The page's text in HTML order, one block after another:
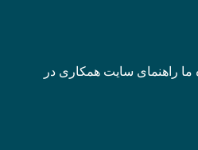
ما راهنمای سایت همکاری در